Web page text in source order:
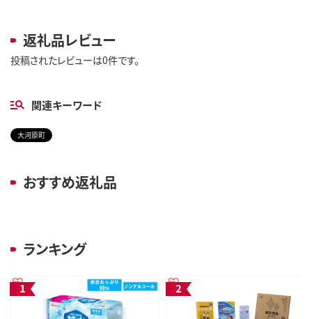
返礼品レビュー
投稿されたレビューは0件です。
関連キーワード
大河原町
おすすめ返礼品
ランキング